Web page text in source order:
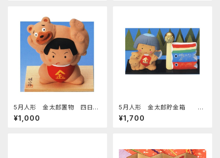
5月人形 金太郎置物 四日市
萬古焼
¥1,000
5月人形 金太郎貯金箱 こ
いのぼり付 四日市萬古焼
¥1,700